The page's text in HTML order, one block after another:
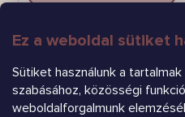
Ez a weboldal sütiket
Sütiket használunk a
szabásához, közösségi
weboldalforgalmunk
FELIRATKOZÁS